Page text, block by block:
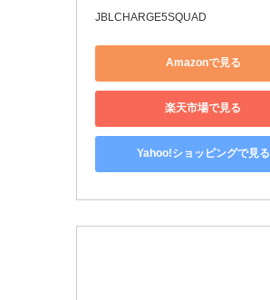
JBLCHARGE5SQUAD
Amazonで見る
楽天市場で見る
Yahoo!ショッピングで見る